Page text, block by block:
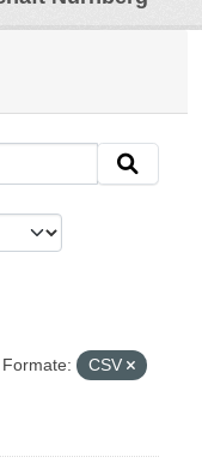
Formate: CSV